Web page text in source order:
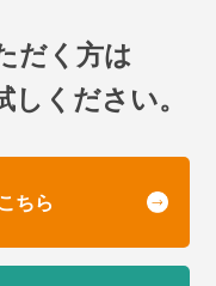
だく方は
しください。
ちら